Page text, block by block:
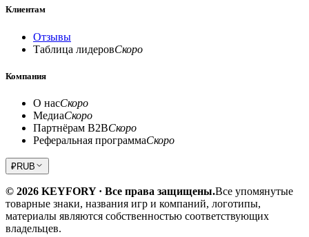
Клиентам
Отзывы
Таблица лидеровСкоро
Компания
О насСкоро
МедиаСкоро
Партнёрам B2BСкоро
Реферальная программаСкоро
₽RUB
© 2026 KEYFORY · Все права защищены.Все упомянутые
товарные знаки, названия игр и компаний, логотипы,
материалы являются собственностью соответствующих
владельцев.